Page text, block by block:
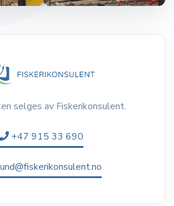
selges av Fiskerikonsulent.
+47 915 33 690